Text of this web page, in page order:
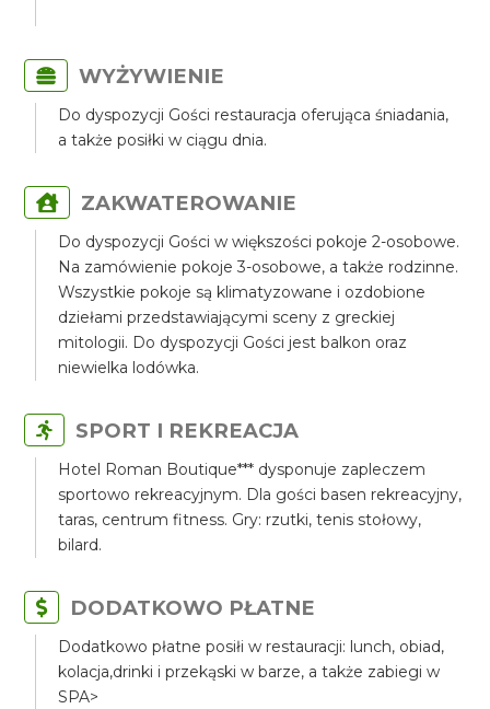
WYŻYWIENIE
Do dyspozycji Gości restauracja oferująca śniadania,
a także posiłki w ciągu dnia.
ZAKWATEROWANIE
Do dyspozycji Gości w większości pokoje 2-osobowe.
Na zamówienie pokoje 3-osobowe, a także rodzinne.
Wszystkie pokoje są klimatyzowane i ozdobione
dziełami przedstawiającymi sceny z greckiej
mitologii. Do dyspozycji Gości jest balkon oraz
niewielka lodówka.
SPORT I REKREACJA
Hotel Roman Boutique*** dysponuje zapleczem
sportowo rekreacyjnym. Dla gości basen rekreacyjny,
taras, centrum fitness. Gry: rzutki, tenis stołowy,
bilard.
DODATKOWO PŁATNE
Dodatkowo płatne posiłi w restauracji: lunch, obiad,
kolacja,drinki i przekąski w barze, a także zabiegi w
SPA>